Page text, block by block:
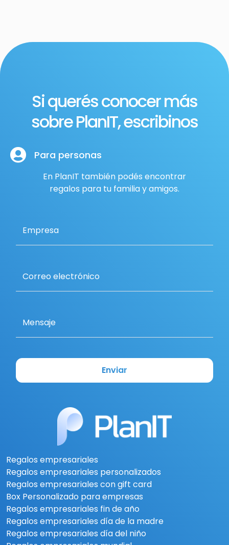
Si querés conocer más
sobre PlanIT, escribinos
Para personas
En PlanIT también podés encontrar
regalos para tu familia y amigos.
Empresa
Correo electrónico
Mensaje
Enviar
Regalos empresariales
Regalos empresariales personalizados
Regalos empresariales con gift card
Box Personalizado para empresas
Regalos empresariales fin de año
Regalos empresariales día de la madre
Regalos empresariales día del niño